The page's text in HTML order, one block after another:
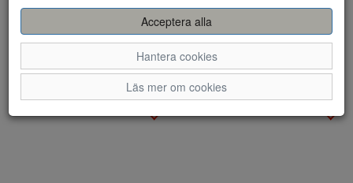
34 artiklar hittade
Acceptera alla
Hantera cookies
Läs mer om cookies